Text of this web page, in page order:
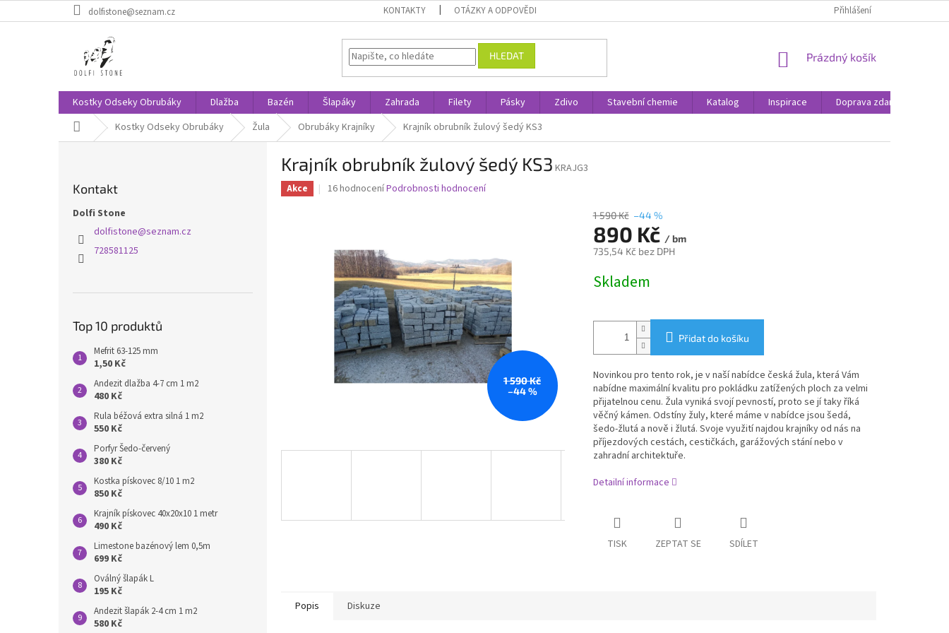
na
dolfistone@seznam.cz KONTAKTY OTÁZKY A ODPOVĚDI Přihlášení
HLEDAT
NÁKUPNÍ
Prázdný košík
Kostky Odseky Obrubáky Dlažba Bazén Šlapáky Zahrada Filety Pásky Zdivo Stavební chemie Katalog Inspirace Doprava zdarma
Domů Kostky Odseky Obrubáky Žula Obrubáky Krajníky Krajník obrubník žulový šedý KS3
Kontakt
Dolfi Stone
dolfistone@seznam.cz
728581125
Top 10 produktů
Mefrit 63-125 mm
1,50 Kč
Andezit dlažba 4-7 cm 1 m2
480 Kč
Rula béžová extra silná 1 m2
550 Kč
Porfyr Šedo-červený
380 Kč
Kostka pískovec 8/10 1 m2
850 Kč
Krajník pískovec 40x20x10 1 metr
490 Kč
Limestone bazénový lem 0,5m
699 Kč
Oválný šlapák L
195 Kč
Andezit šlapák 2-4 cm 1 m2
580 Kč
Krajník obrubník žulový šedý KS3 KRAJG3
Akce
Průměrné
hvězdiček.
16 hodnoceníPodrobnosti hodnocení
1 590 Kč
–44 %
1 590 Kč –44 %
890 Kč / bm
735,54 Kč bez DPH
cena:
Skladem
Přidat do košíku
Novinkou pro tento rok, je v naší nabídce česká žula, která Vám
nabídne maximální kvalitu pro pokládku zatížených ploch za velmi
přijatelnou cenu. Žula vyniká svojí pevností, proto se jí taky říká
věčný kámen. Odstíny žuly, které máme v nabídce jsou šedá,
šedo-žlutá a nově i žlutá. Svoje využití najdou krajníky od nás na
příjezdových cestách, cestičkách, garážových stání nebo v
zahradní architektuře.
Detailní informace
TISK ZEPTAT SE SDÍLET
Popis Diskuze